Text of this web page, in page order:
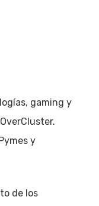
gaming y
y
de los